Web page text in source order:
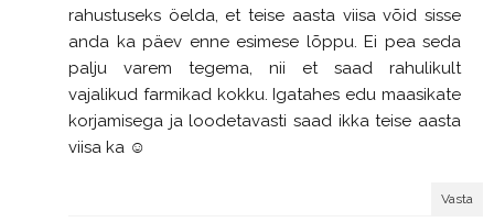
rahustuseks öelda, et teise aasta viisa võid sisse
anda ka päev enne esimese lõppu. Ei pea seda
palju varem tegema, nii et saad rahulikult
vajalikud farmikad kokku. Igatahes edu maasikate
korjamisega ja loodetavasti saad ikka teise aasta
viisa ka ☺
Vasta